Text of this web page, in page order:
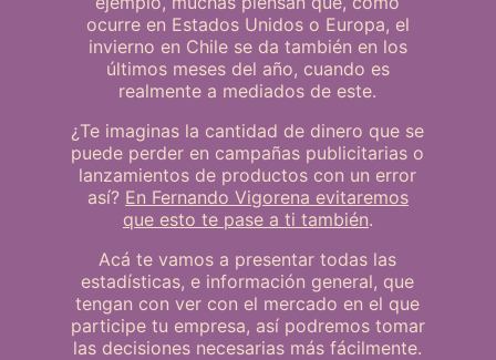
ocurre en Estados Unidos o Europa, el
invierno en Chile se da también en los
últimos meses del año, cuando es
realmente a mediados de este.
¿Te imaginas la cantidad de dinero que se
puede perder en campañas publicitarias o
lanzamientos de productos con un error
así? En Fernando Vigorena evitaremos
que esto te pase a ti también.
Acá te vamos a presentar todas las
estadísticas, e información general, que
tengan con ver con el mercado en el que
participe tu empresa, así podremos tomar
las decisiones necesarias más fácilmente.